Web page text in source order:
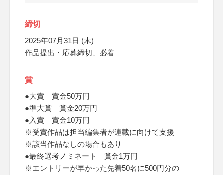
締切
2025年07月31日 (木)
作品提出・応募締切、必着
賞
●大賞 賞金50万円
●準大賞 賞金20万円
●入賞 賞金10万円
※受賞作品は担当編集者が連載に向けて支援
※該当作品なしの場合もあり
●最終選考ノミネート 賞金1万円
※エントリーが早かった先着50名に500円分の